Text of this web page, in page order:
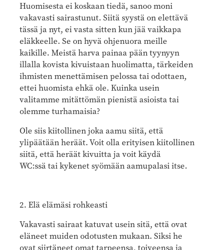
Huomisesta ei koskaan tiedä, sanoo moni
vakavasti sairastunut. Siitä syystä on elettävä
tässä ja nyt, ei vasta sitten kun jää vaikkapa
eläkkeelle. Se on hyvä ohjenuora meille
kaikille. Meistä harva painaa pään tyynyyn
illalla kovista kivuistaan huolimatta, tärkeiden
ihmisten menettämisen pelossa tai odottaen,
ettei huomista ehkä ole. Kuinka usein
valitamme mitättömän pienistä asioista tai
olemme turhamaisia?
Ole siis kiitollinen joka aamu siitä, että
ylipäätään heräät. Voit olla erityisen kiitollinen
siitä, että heräät kivuitta ja voit käydä
WC:ssä tai kykenet syömään aamupalasi itse.
2. Elä elämäsi rohkeasti
Vakavasti sairaat katuvat usein sitä, että ovat
eläneet muiden odotusten mukaan. Siksi he